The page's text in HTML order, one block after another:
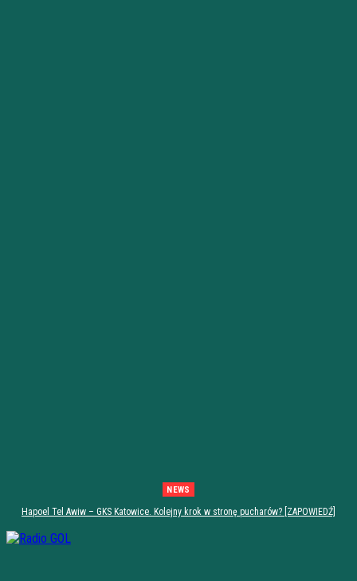
NEWS
Hapoel Tel Awiw – GKS Katowice. Kolejny krok w stronę pucharów? [ZAPOWIEDŹ]